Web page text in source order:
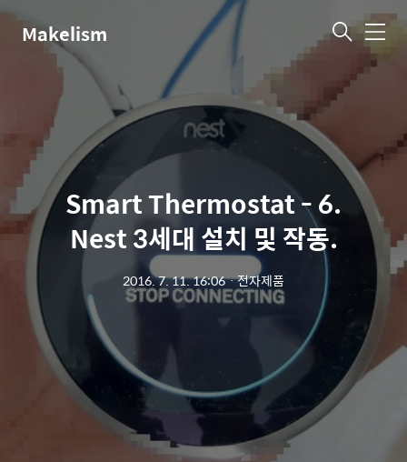
Makelism 메
뉴
Smart Thermostat - 6.
Nest 3세대 설치 및 작동.
2016. 7. 11. 16:06ㆍ전자제품